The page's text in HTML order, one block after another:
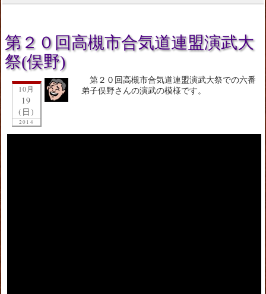
第２０回高槻市合気道連盟演武大
祭(俣野)
10月
19
(日)
2014
第２０回高槻市合気道連盟演武大祭での六番
弟子俣野さんの演武の模様です。